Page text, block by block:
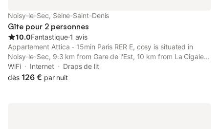
Noisy-le-Sec, Seine-Saint-Denis
Gîte pour 2 personnes
10.0Fantastique⋅1 avis
Appartement Attica - 15min Paris RER E, cosy is situated in
Noisy-le-Sec, 9.3 km from Gare de l'Est, 10 km from La Cigale
Concert Hall, and 10 km from Pigalle Metro Station.
WiFi Internet
Draps de lit
dès 126 € par nuit